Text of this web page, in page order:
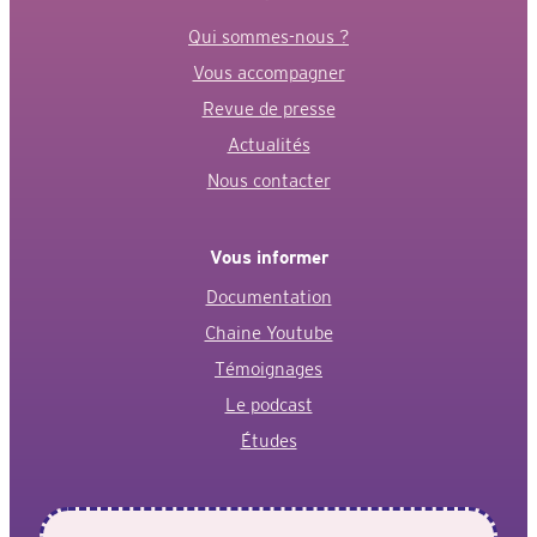
Qui sommes-nous ?
Vous accompagner
Revue de presse
Actualités
Nous contacter
Vous informer
Documentation
Chaine Youtube
Témoignages
Le podcast
Études